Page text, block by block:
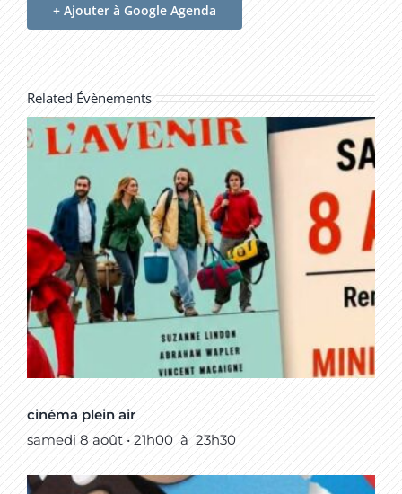
+ Ajouter à Google Agenda
Related Évènements
cinéma plein air
samedi 8 août • 21h00 à 23h30